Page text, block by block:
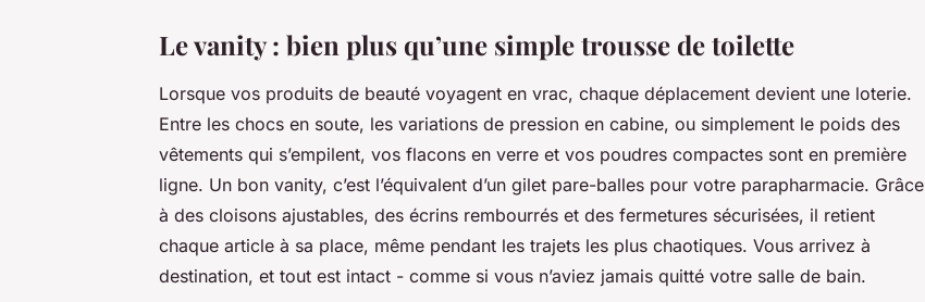
Le vanity : bien plus qu’une simple trousse de toilette
Lorsque vos produits de beauté voyagent en vrac, chaque déplacement devient une loterie.
Entre les chocs en soute, les variations de pression en cabine, ou simplement le poids des
vêtements qui s’empilent, vos flacons en verre et vos poudres compactes sont en première
ligne. Un bon vanity, c’est l’équivalent d’un gilet pare-balles pour votre parapharmacie. Grâce
à des cloisons ajustables, des écrins rembourrés et des fermetures sécurisées, il retient
chaque article à sa place, même pendant les trajets les plus chaotiques. Vous arrivez à
destination, et tout est intact - comme si vous n’aviez jamais quitté votre salle de bain.